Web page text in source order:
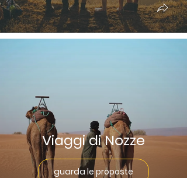
Viaggi di Nozze
guarda le proposte